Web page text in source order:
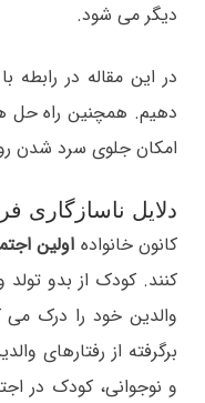
دیگر می شود.
در این مقاله در رابطه
دهیم. همچنین راه حل
امکان جلوی سرد شدن
دلایل ناسازگاری
کانون خانواده اولین
کنند. کودک از بدو تولد
والدین خود را درک
برگرفته از رفتارهای
و نوجوانی، کودک در